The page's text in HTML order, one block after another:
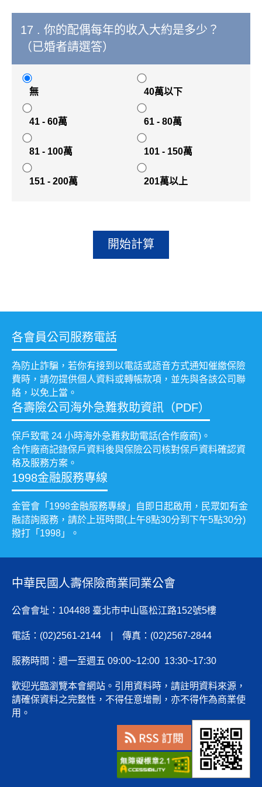
17 . 你的配偶每年的收入大約是多少？
（已婚者請選答）
無 40萬以下
41 - 60萬 61 - 80萬
81 - 100萬 101 - 150萬
151 - 200萬 201萬以上
開始計算
各會員公司服務電話
為防止詐騙，若你有接到以電話或語音方式通知催繳保險
費時，請勿提供個人資料或轉帳款項，並先與各該公司聯
絡，以免上當。
各壽險公司海外急難救助資訊（PDF）
保戶致電 24 小時海外急難救助電話(合作廠商)。
合作廠商記錄保戶資料後與保險公司核對保戶資料確認資
格及服務方案。
1998金融服務專線
金管會「1998金融服務專線」自即日起啟用，民眾如有金
融諮詢服務，請於上班時間(上午8點30分到下午5點30分)
撥打「1998」。
中華民國人壽保險商業同業公會
公會會址：104488 臺北市中山區松江路152號5樓
電話：(02)2561-2144 | 傳真：(02)2567-2844
服務時間：週一至週五 09:00~12:00 13:30~17:30
歡迎光臨瀏覽本會網站。引用資料時，請註明資料來源，
請確保資料之完整性，不得任意增刪，亦不得作為商業使
用。